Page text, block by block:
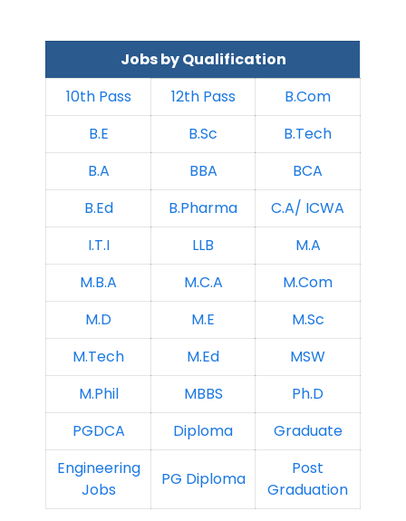
Jobs by Qualification
10th Pass
12th Pass
B.Com
B.E
B.Sc
B.Tech
B.A
BBA
BCA
B.Ed
B.Pharma
C.A/ ICWA
I.T.I
LLB
M.A
M.B.A
M.C.A
M.Com
M.D
M.E
M.Sc
M.Tech
M.Ed
MSW
M.Phil
MBBS
Ph.D
PGDCA
Diploma
Graduate
Engineering
Jobs
PG Diploma
Post
Graduation